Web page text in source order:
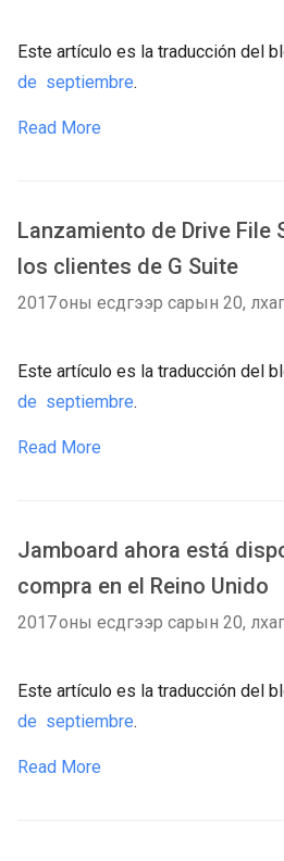
Este artículo es la traducción del
de septiembre.
Read More
Lanzamiento de Drive File
los clientes de G Suite
2017 оны есдүгээр сарын 20,
Este artículo es la traducción del
de septiembre.
Read More
Jamboard ahora está
compra en el Reino Unido
2017 оны есдүгээр сарын 20,
Este artículo es la traducción del
de septiembre.
Read More